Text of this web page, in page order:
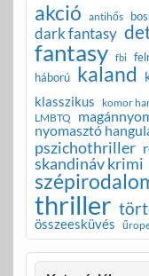
akció antihős
dark fantasy
fantasy fbi
háború kaland
klasszikus komor
LMBTQ
nyomasztó
pszichothriller
skandináv krimi
thriller
összeesküvés